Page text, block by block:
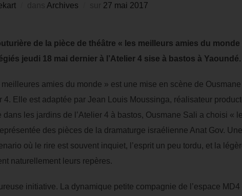
Archives 27 mai 2017
de la pièce de théâtre « les meilleurs amies du
jeudi 18 mai dernier à l’Atelier 4 sise à bastos à Yaoundé.
meilleures amies du monde » est une mise en scène de
4. Elle est adaptée par Jean Louis Moussinga, réalisateur
dans les jardins de l’Atelier 4 à bastos, Ousmane Sali a choisi «
des pièces de la dramaturge israélienne Anat Gov.
où le rire est souvent inquiet, l’esprit un peu tordu, et la
naturellement leurs repères.
initiative. La dynamique petite compagnie de l’espace